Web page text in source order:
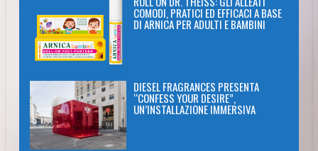
COMODI, PRATICI ED EFFICACI A BASE
DI ARNICA PER ADULTI E BAMBINI
DIESEL FRAGRANCES PRESENTA
“CONFESS YOUR DESIRE”,
UN’INSTALLAZIONE IMMERSIVA